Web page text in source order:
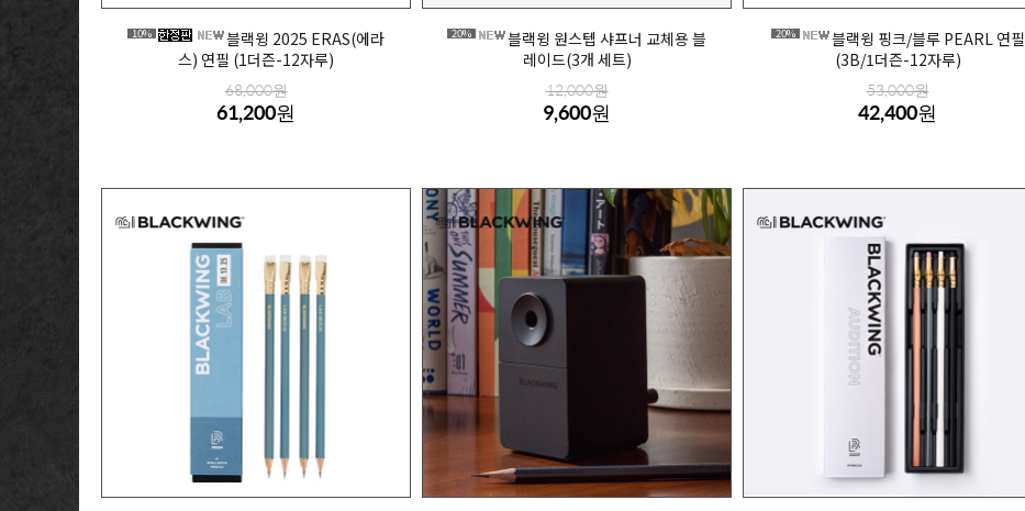
10%
블랙윙 2025 ERAS(에라
스) 연필 (1더즌-12자루)
68,000원
61,200원
20%
블랙윙 원스텝 샤프너 교체용 블
레이드(3개 세트)
12,000원
9,600원
20%
블랙윙 핑크/블루 PEARL 연필
(3B/1더즌-12자루)
53,000원
42,400원